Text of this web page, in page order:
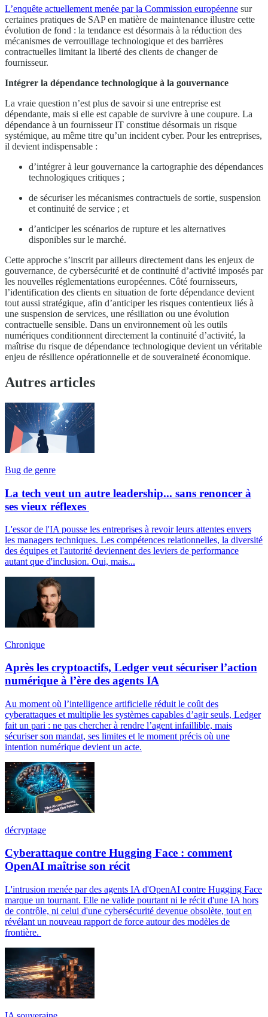
L’enquête actuellement menée par la Commission européenne sur
certaines pratiques de SAP en matière de maintenance illustre cette
évolution de fond : la tendance est désormais à la réduction des
mécanismes de verrouillage technologique et des barrières
contractuelles limitant la liberté des clients de changer de
fournisseur.
Intégrer la dépendance technologique à la gouvernance
La vraie question n’est plus de savoir si une entreprise est
dépendante, mais si elle est capable de survivre à une coupure. La
dépendance à un fournisseur IT constitue désormais un risque
systémique, au même titre qu’un incident cyber. Pour les entreprises,
il devient indispensable :
d’intégrer à leur gouvernance la cartographie des dépendances
technologiques critiques ;
de sécuriser les mécanismes contractuels de sortie, suspension
et continuité de service ; et
d’anticiper les scénarios de rupture et les alternatives
disponibles sur le marché.
Cette approche s’inscrit par ailleurs directement dans les enjeux de
gouvernance, de cybersécurité et de continuité d’activité imposés par
les nouvelles réglementations européennes. Côté fournisseurs,
l’identification des clients en situation de forte dépendance devient
tout aussi stratégique, afin d’anticiper les risques contentieux liés à
une suspension de services, une résiliation ou une évolution
contractuelle sensible. Dans un environnement où les outils
numériques conditionnent directement la continuité d’activité, la
maîtrise du risque de dépendance technologique devient un véritable
enjeu de résilience opérationnelle et de souveraineté économique.
Autres articles
Bug de genre
La tech veut un autre leadership... sans renoncer à
ses vieux réflexes
L'essor de l'IA pousse les entreprises à revoir leurs attentes envers
les managers techniques. Les compétences relationnelles, la diversité
des équipes et l'autorité deviennent des leviers de performance
autant que d'inclusion. Oui, mais...
Chronique
Après les cryptoactifs, Ledger veut sécuriser l’action
numérique à l’ère des agents IA
Au moment où l’intelligence artificielle réduit le coût des
cyberattaques et multiplie les systèmes capables d’agir seuls, Ledger
fait un pari : ne pas chercher à rendre l’agent infaillible, mais
sécuriser son mandat, ses limites et le moment précis où une
intention numérique devient un acte.
décryptage
Cyberattaque contre Hugging Face : comment
OpenAI maîtrise son récit
L'intrusion menée par des agents IA d'OpenAI contre Hugging Face
marque un tournant. Elle ne valide pourtant ni le récit d'une IA hors
de contrôle, ni celui d'une cybersécurité devenue obsolète, tout en
révélant un nouveau rapport de force autour des modèles de
frontière.